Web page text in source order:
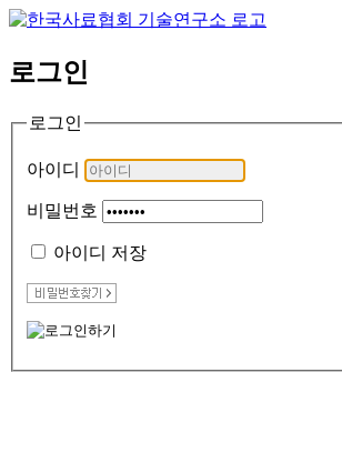
로그인
로그인
아이디
비밀번호
아이디 저장